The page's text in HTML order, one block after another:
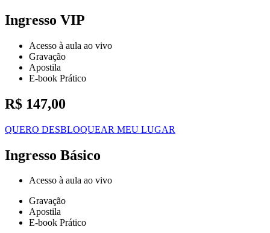
Ingresso VIP
Acesso à aula ao vivo
Gravação
Apostila
E-book Prático
R$ 147,00
QUERO DESBLOQUEAR MEU LUGAR
Ingresso Básico
Acesso à aula ao vivo
Gravação
Apostila
E-book Prático